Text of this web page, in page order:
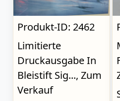
Produkt-ID: 2462
Limitierte
Druckausgabe In
Bleistift Sig..., Zum
Verkauf